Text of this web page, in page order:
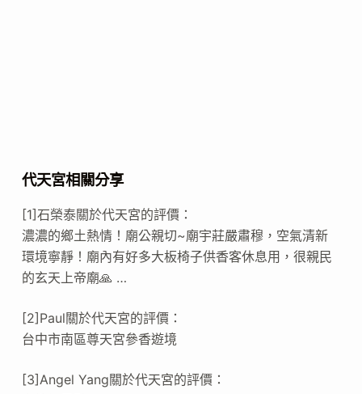
代天宮相關分享
[1]石榮泰關於代天宮的評價：
濃濃的鄉土熱情！廟公親切~廟宇莊嚴肅穆，空氣清新
環境寧靜！廟內有好多大板椅子供香客休息用，很親民
的玄天上帝廟🙏 …
[2]Paul關於代天宮的評價：
台中市南區尊天宮參香遊境
[3]Angel Yang關於代天宮的評價：